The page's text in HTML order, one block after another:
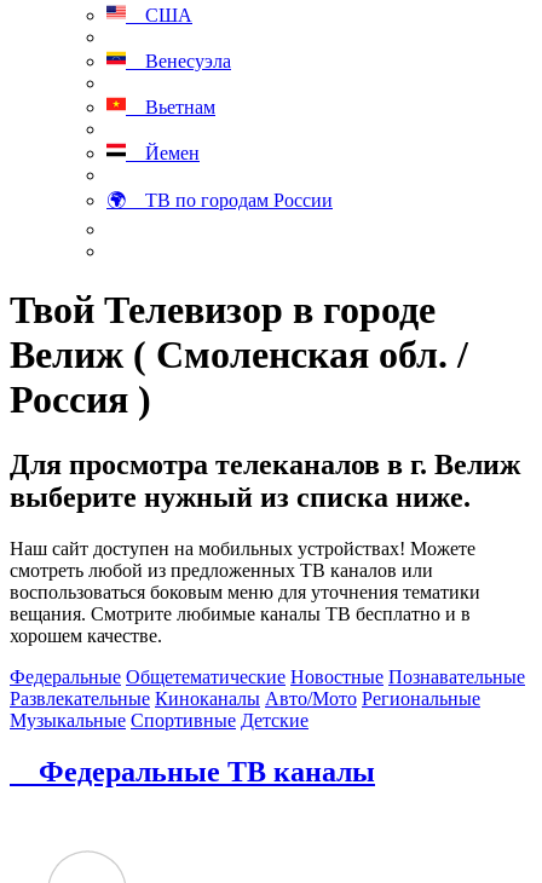
США
Венесуэла
Вьетнам
Йемен
🌍 ТВ по городам России
Твой Телевизор в городе
Велиж ( Смоленская обл. /
Россия )
Для просмотра телеканалов в г. Велиж
выберите нужный из списка ниже.
Наш сайт доступен на мобильных устройствах! Можете
смотреть любой из предложенных ТВ каналов или
воспользоваться боковым меню для уточнения тематики
вещания. Смотрите любимые каналы ТВ бесплатно и в
хорошем качестве.
Федеральные Общетематические Новостные Познавательные
Развлекательные Киноканалы Авто/Мото Региональные
Музыкальные Спортивные Детские
Федеральные ТВ каналы